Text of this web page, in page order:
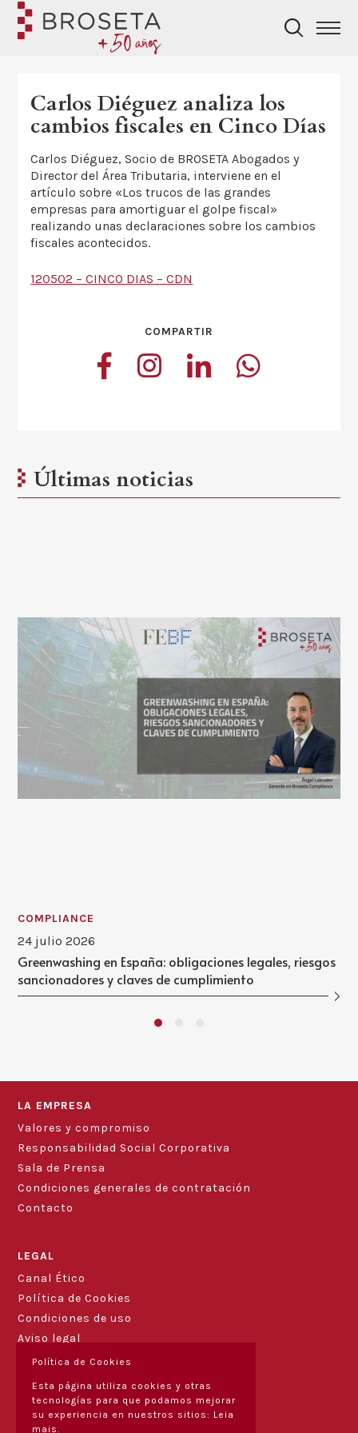
Carlos Diéguez analiza los
cambios fiscales en Cinco Días
Carlos Diéguez, Socio de BROSETA Abogados y
Director del Área Tributaria, interviene en el
artículo sobre «Los trucos de las grandes
empresas para amortiguar el golpe fiscal»
realizando unas declaraciones sobre los cambios
fiscales acontecidos.
120502 – CINCO DIAS – CDN
COMPARTIR
Últimas noticias
COMPLIANCE
24 julio 2026
Greenwashing en España: obligaciones legales, riesgos
sancionadores y claves de cumplimiento
LA EMPRESA
Valores y compromiso
Responsabilidad Social Corporativa
Sala de Prensa
Condiciones generales de contratación
Contacto
LEGAL
Canal Ético
Política de Cookies
Condiciones de uso
Aviso legal
Política de Cookies
Esta página utiliza cookies y otras
tecnologías para que podamos mejorar
su experiencia en nuestros sitios: Leia
mais.